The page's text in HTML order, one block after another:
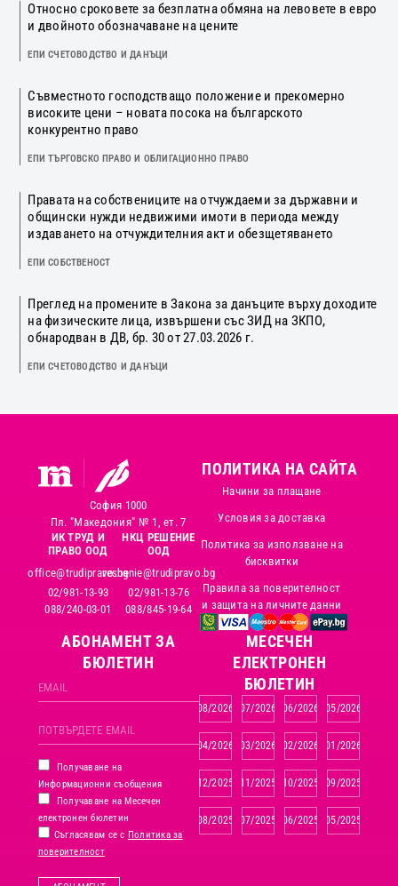
Относно сроковете за безплатна обмяна на левовете в евро
и двойното обозначаване на цените
ЕПИ СЧЕТОВОДСТВО И ДАНЪЦИ
Съвместното господстващо положение и прекомерно
високите цени – новата посока на българското
конкурентно право
ЕПИ ТЪРГОВСКО ПРАВО И ОБЛИГАЦИОННО ПРАВО
Правата на собствениците на отчуждаеми за държавни и
общински нужди недвижими имоти в периода между
издаването на отчуждителния акт и обезщетяването
ЕПИ СОБСТВЕНОСТ
Преглед на промените в Закона за данъците върху доходите
на физическите лица, извършени със ЗИД на ЗКПО,
обнародван в ДВ, бр. 30 от 27.03.2026 г.
ЕПИ СЧЕТОВОДСТВО И ДАНЪЦИ
София 1000
Пл. "Македония" № 1, ет. 7
ИК ТРУД И
ПРАВО ООД
office@trudipravo.bg
02/981-13-93
088/240-03-01
НКЦ РЕШЕНИЕ
ООД
reshenie@trudipravo.bg
02/981-13-76
088/845-19-64
ПОЛИТИКА НА САЙТА
Начини за плащане
Условия за доставка
Политика за използване на
бисквитки
Правила за поверителност
и защита на личните данни
АБОНАМЕНТ ЗА
БЮЛЕТИН
Получаване на
Информационни съобщения
Получаване на Месечен
електронен бюлетин
Съгласявам се с Политика за
поверителност
MЕСЕЧЕН
ЕЛЕКТРОНЕН
БЮЛЕТИН
08/2026 07/2026 06/2026 05/2026
04/2026 03/2026 02/2026 01/2026
12/2025 11/2025 10/2025 09/2025
08/2025 07/2025 06/2025 05/2025